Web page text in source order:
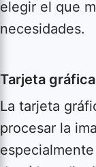
elegir el que
necesidades.
Tarjeta gráfica
La tarjeta
procesar la